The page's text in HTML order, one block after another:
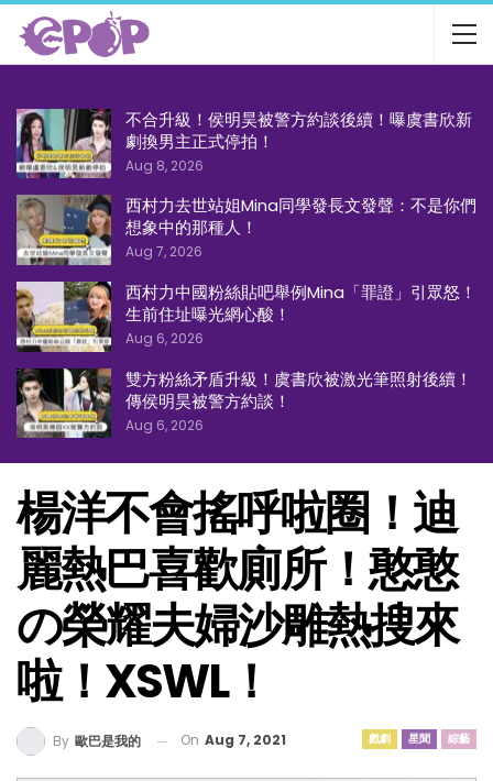
不合升級！侯明昊被警方約談後續！曝虞書欣新
劇換男主正式停拍！
Aug 8, 2026
西村力去世站姐Mina同學發長文發聲：不是你們
想象中的那種人！
Aug 7, 2026
西村力中國粉絲貼吧舉例Mina「罪證」引眾怒！
生前住址曝光網心酸！
Aug 6, 2026
雙方粉絲矛盾升級！虞書欣被激光筆照射後續！
傳侯明昊被警方約談！
Aug 6, 2026
楊洋不會搖呼啦圈！迪
麗熱巴喜歡廁所！憨憨
の榮耀夫婦沙雕熱搜來
啦！XSWL！
戲劇 星聞 綜藝
By 歐巴是我的 On Aug 7, 2021